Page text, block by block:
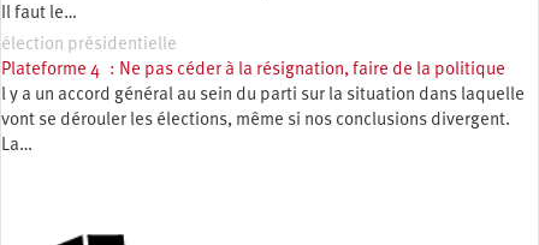
Il faut le…
élection présidentielle
Plateforme 4 : Ne pas céder à la résignation, faire de la politique
l y a un accord général au sein du parti sur la situation dans laquelle
vont se dérouler les élections, même si nos conclusions divergent.
La…